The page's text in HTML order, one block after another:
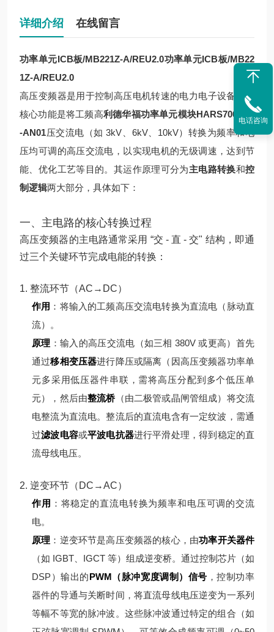
详细介绍 在线留言
功率单元ICB板/MB221Z-A/REU2.0功率单元ICB板/MB22
1Z-A/REU2.0
高压变频器是用于控制高压电机转速的电力电子设备，其
核心功能是将工频高利德华福功率单元模块HARS700/240
-AN01压交流电（如 3kV、6kV、10kV）转换为频率和电
压均可调的高压交流电，以实现电机的无级调速，达到节
能、优化工艺等目的。其运作原理可分为主电路转换和控
制逻辑两大部分，具体如下：
一、主电路的核心转换过程
高压变频器的主电路通常采用 “交 - 直 - 交" 结构，即通
过三个关键环节完成电能的转换：
1. 整流环节（AC→DC）
作用 ：将输入的工频高压交流电转换为直流电（脉动直
流）。
原理 ： 输入的高压交流电（如三相 380V 或更高）首先
通过移相变压器进行降压或隔离（因高压变频器功率单
元多采用低压器件串联，需将高压分配到多个低压单
元），然后由整流桥（由二极管或晶闸管组成）将交流
电整流为直流电。整流后的直流电含有一定纹波，需通
过滤波电容或平波电抗器进行平滑处理，得到稳定的直
流母线电压。
2. 逆变环节（DC→AC）
作用 ：将稳定的直流电转换为频率和电压可调的交流
电。
原理 ： 逆变环节是高压变频器的核心，由功率开关器件
（如 IGBT、IGCT 等）组成逆变桥。通过控制芯片（如
DSP）输出的PWM（脉冲宽度调制）信号 ，控制功率
器件的导通与关断时间，将直流母线电压逆变为一系列
等幅不等宽的脉冲波。 这些脉冲波通过特定的组合（如
电话咨询